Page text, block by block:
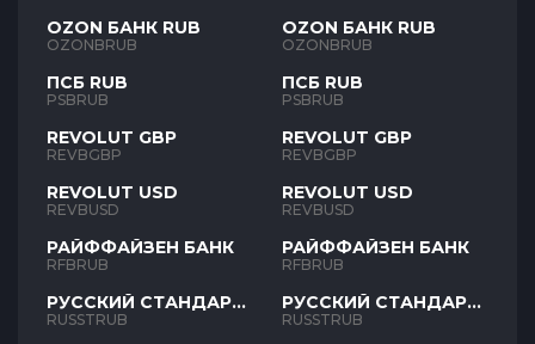
OZON БАНК RUB
OZONBRUB
ПСБ RUB
PSBRUB
REVOLUT GBP
REVBGBP
REVOLUT USD
REVBUSD
РАЙФФАЙЗЕН БАНК
RFBRUB
РУССКИЙ СТАНДАРТ
RUB
RUSSTRUB
OZON БАНК RUB
OZONBRUB
ПСБ RUB
PSBRUB
REVOLUT GBP
REVBGBP
REVOLUT USD
REVBUSD
РАЙФФАЙЗЕН БАНК
RFBRUB
РУССКИЙ СТАНДАРТ
RUB
RUSSTRUB